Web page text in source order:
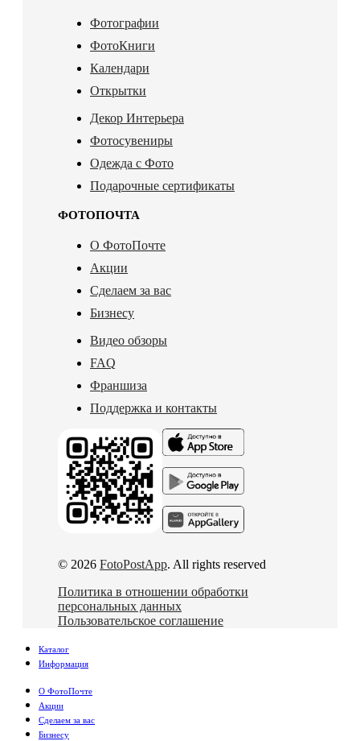
Фотографии
ФотоКниги
Календари
Открытки
Декор Интерьера
Фотосувениры
Одежда с Фото
Подарочные сертификаты
ФОТОПОЧТА
О ФотоПочте
Акции
Сделаем за вас
Бизнесу
Видео обзоры
FAQ
Франшиза
Поддержка и контакты
© 2026 FotoPostApp. All rights reserved
Политика в отношении обработки
персональных данных
Пользовательское соглашение
Каталог
Информация
О ФотоПочте
Акции
Сделаем за вас
Бизнесу